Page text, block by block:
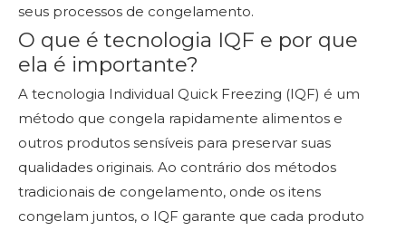
seus processos de congelamento.
O que é tecnologia IQF e por que
ela é importante?
A tecnologia Individual Quick Freezing (IQF) é um
método que congela rapidamente alimentos e
outros produtos sensíveis para preservar suas
qualidades originais. Ao contrário dos métodos
tradicionais de congelamento, onde os itens
congelam juntos, o IQF garante que cada produto